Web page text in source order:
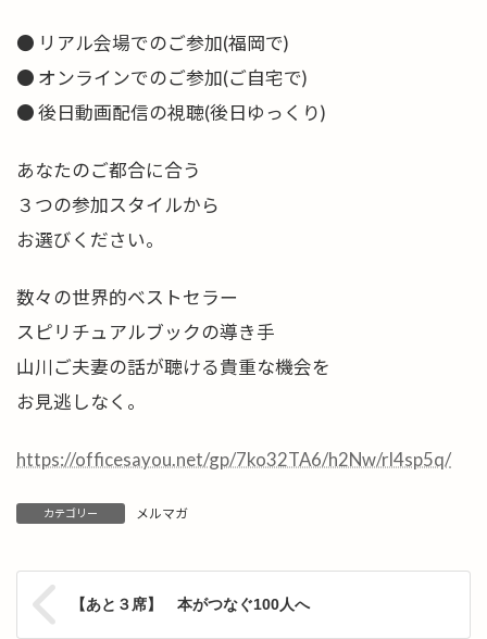
● リアル会場でのご参加(福岡で)
● オンラインでのご参加(ご自宅で)
● 後日動画配信の視聴(後日ゆっくり)
あなたのご都合に合う
３つの参加スタイルから
お選びください。
数々の世界的ベストセラー
スピリチュアルブックの導き手
山川ご夫妻の話が聴ける貴重な機会を
お見逃しなく。
https://officesayou.net/gp/7ko32TA6/h2Nw/rl4sp5q/
カテゴリー メルマガ
【あと３席】 本がつなぐ100人へ